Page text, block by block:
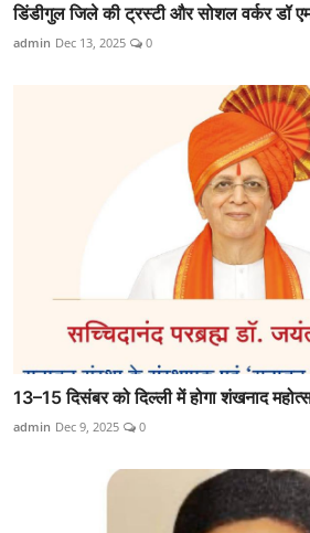
डिंडीगुल जिले की ट्रस्टी और सोशल वर्कर डॉ
admin Dec 13, 2025 0
13–15 दिसंबर को दिल्ली में होगा शंखनाद
admin Dec 9, 2025 0